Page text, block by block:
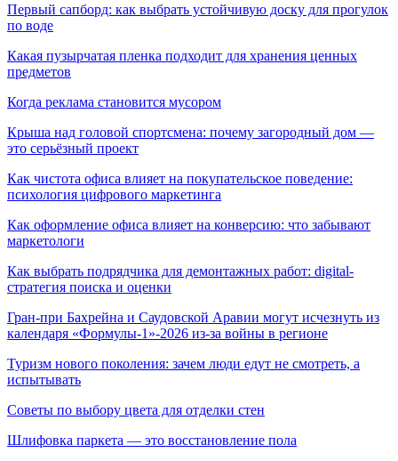
Первый сапборд: как выбрать устойчивую доску для прогулок
по воде
Какая пузырчатая пленка подходит для хранения ценных
предметов
Когда реклама становится мусором
Крыша над головой спортсмена: почему загородный дом —
это серьёзный проект
Как чистота офиса влияет на покупательское поведение:
психология цифрового маркетинга
Как оформление офиса влияет на конверсию: что забывают
маркетологи
Как выбрать подрядчика для демонтажных работ: digital-
стратегия поиска и оценки
Гран-при Бахрейна и Саудовской Аравии могут исчезнуть из
календаря «Формулы-1»-2026 из-за войны в регионе
Туризм нового поколения: зачем люди едут не смотреть, а
испытывать
Советы по выбору цвета для отделки стен
Шлифовка паркета — это восстановление пола